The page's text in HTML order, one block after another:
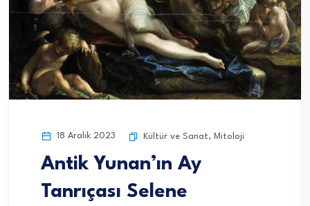
18 Aralık 2023 Kültür ve Sanat, Mitoloji
Antik Yunan’ın Ay
Tanrıçası Selene